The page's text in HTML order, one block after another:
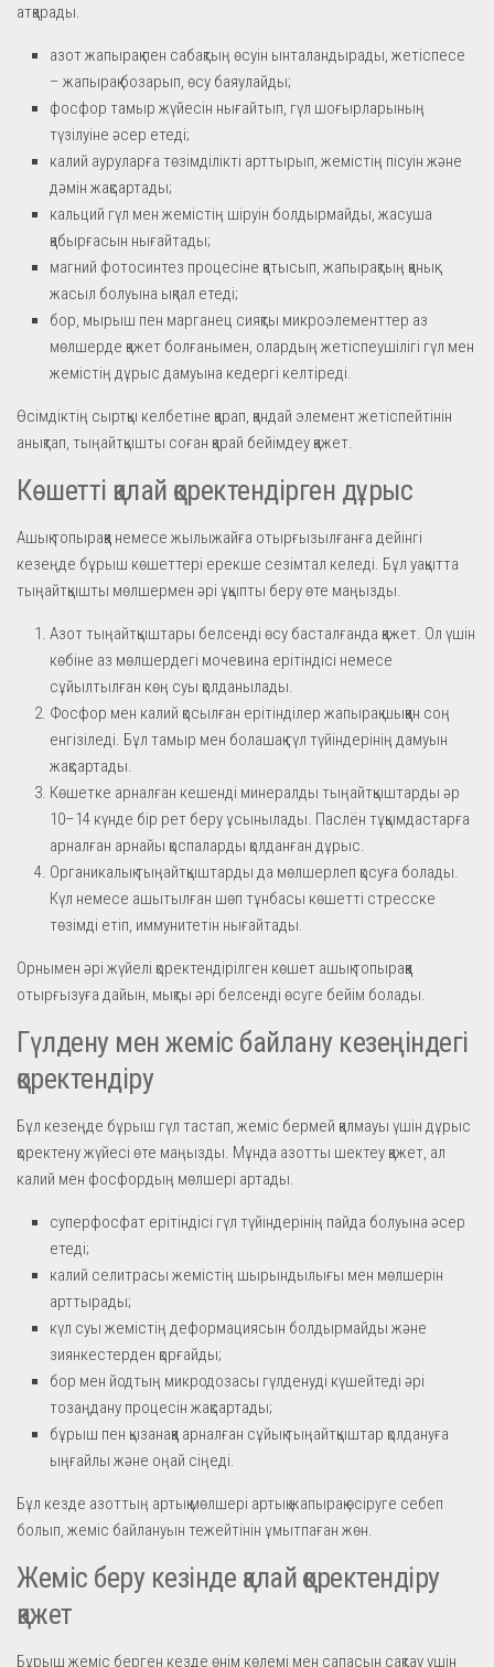
атқарады.
азот жапырақ пен сабақтың өсуін ынталандырады, жетіспесе
– жапырақ бозарып, өсу баяулайды;
фосфор тамыр жүйесін нығайтып, гүл шоғырларының
түзілуіне әсер етеді;
калий ауруларға төзімділікті арттырып, жемістің пісуін және
дәмін жақсартады;
кальций гүл мен жемістің шіруін болдырмайды, жасуша
қабырғасын нығайтады;
магний фотосинтез процесіне қатысып, жапырақтың қанық
жасыл болуына ықпал етеді;
бор, мырыш пен марганец сияқты микроэлементтер аз
мөлшерде қажет болғанымен, олардың жетіспеушілігі гүл мен
жемістің дұрыс дамуына кедергі келтіреді.
Өсімдіктің сыртқы келбетіне қарап, қандай элемент жетіспейтінін
анықтап, тыңайтқышты соған қарай бейімдеу қажет.
Көшетті қалай қоректендірген дұрыс
Ашық топыраққа немесе жылыжайға отырғызылғанға дейінгі
кезеңде бұрыш көшеттері ерекше сезімтал келеді. Бұл уақытта
тыңайтқышты мөлшермен әрі ұқыпты беру өте маңызды.
Азот тыңайтқыштары белсенді өсу басталғанда қажет. Ол үшін
көбіне аз мөлшердегі мочевина ерітіндісі немесе
сұйылтылған көң суы қолданылады.
Фосфор мен калий қосылған ерітінділер жапырақ шыққан соң
енгізіледі. Бұл тамыр мен болашақ гүл түйіндерінің дамуын
жақсартады.
Көшетке арналған кешенді минералды тыңайтқыштарды әр
10–14 күнде бір рет беру ұсынылады. Паслён тұқымдастарға
арналған арнайы қоспаларды қолданған дұрыс.
Органикалық тыңайтқыштарды да мөлшерлеп қосуға болады.
Күл немесе ашытылған шөп тұнбасы көшетті стресске
төзімді етіп, иммунитетін нығайтады.
Орнымен әрі жүйелі қоректендірілген көшет ашық топыраққа
отырғызуға дайын, мықты әрі белсенді өсуге бейім болады.
Гүлдену мен жеміс байлану кезеңіндегі
қоректендіру
Бұл кезеңде бұрыш гүл тастап, жеміс бермей қалмауы үшін дұрыс
қоректену жүйесі өте маңызды. Мұнда азотты шектеу қажет, ал
калий мен фосфордың мөлшері артады.
суперфосфат ерітіндісі гүл түйіндерінің пайда болуына әсер
етеді;
калий селитрасы жемістің шырындылығы мен мөлшерін
арттырады;
күл суы жемістің деформациясын болдырмайды және
зиянкестерден қорғайды;
бор мен йодтың микродозасы гүлденуді күшейтеді әрі
тозаңдану процесін жақсартады;
бұрыш пен қызанаққа арналған сұйық тыңайтқыштар қолдануға
ыңғайлы және оңай сіңеді.
Бұл кезде азоттың артық мөлшері артық жапырақ өсіруге себеп
болып, жеміс байлануын тежейтінін ұмытпаған жөн.
Жеміс беру кезінде қалай қоректендіру
қажет
Бұрыш жеміс берген кезде өнім көлемі мен сапасын сақтау үшін